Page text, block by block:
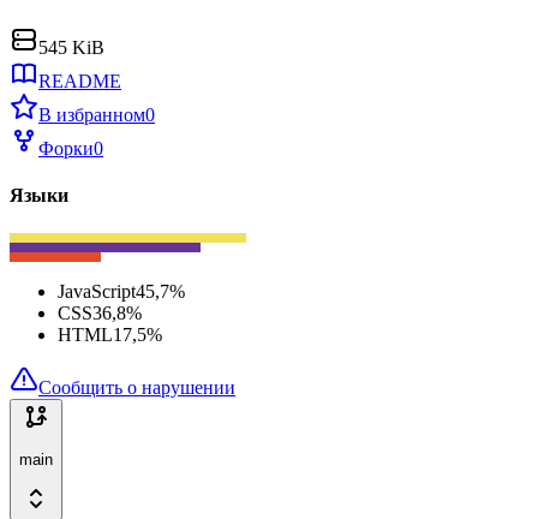
545 KiB
README
В избранном0
Форки0
Языки
JavaScript45,7%
CSS36,8%
HTML17,5%
Сообщить о нарушении
main